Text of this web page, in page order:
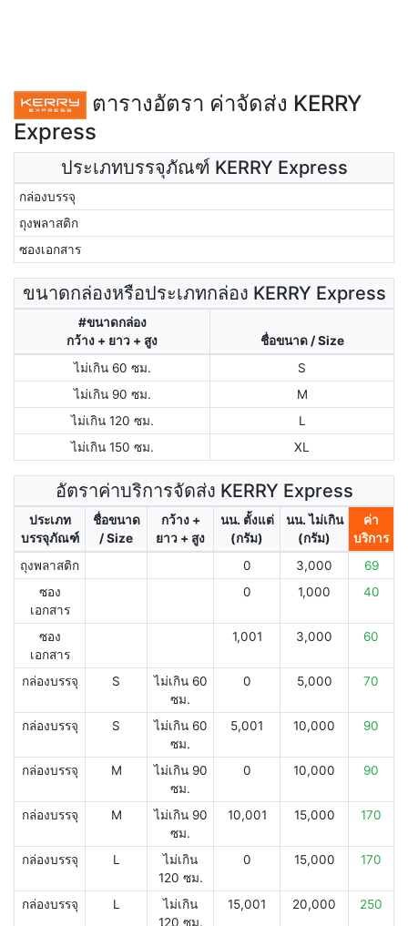
ตารางอัตรา ค่าจัดส่ง KERRY
Express
ประเภทบรรจุภัณฑ์ KERRY Express
กล่องบรรจุ
ถุงพลาสติก
ซองเอกสาร
ขนาดกล่องหรือประเภทกล่อง KERRY Express
#ขนาดกล่อง
กว้าง + ยาว + สูง
ชื่อขนาด / Size
ไม่เกิน 60 ซม.
S
ไม่เกิน 90 ซม.
M
ไม่เกิน 120 ซม.
L
ไม่เกิน 150 ซม.
XL
อัตราค่าบริการจัดส่ง KERRY Express
ประเภท
บรรจุภัณฑ์
ชื่อขนาด
/ Size
กว้าง +
ยาว + สูง
นน. ตั้งแต่
(กรัม)
นน. ไม่เกิน
(กรัม)
ค่า
บริการ
ถุงพลาสติก
0 3,000
69
ซอง
เอกสาร
0 1,000 40
ซอง
เอกสาร
1,001 3,000 60
กล่องบรรจุ S
ไม่เกิน 60
ซม.
0 5,000 70
กล่องบรรจุ S
ไม่เกิน 60
ซม.
5,001 10,000 90
กล่องบรรจุ M
ไม่เกิน 90
ซม.
0 10,000 90
กล่องบรรจุ M
ไม่เกิน 90
ซม.
10,001 15,000 170
กล่องบรรจุ L
ไม่เกิน
120 ซม.
0 15,000 170
กล่องบรรจุ L
ไม่เกิน
120 ซม.
15,001 20,000 250